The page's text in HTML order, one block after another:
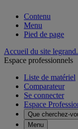
Contenu
Menu
Pied de page
Accueil du site
Espace professionnels
Liste de matériel
Comparateur
Se connecter
Espace
Que cherchez-
Menu